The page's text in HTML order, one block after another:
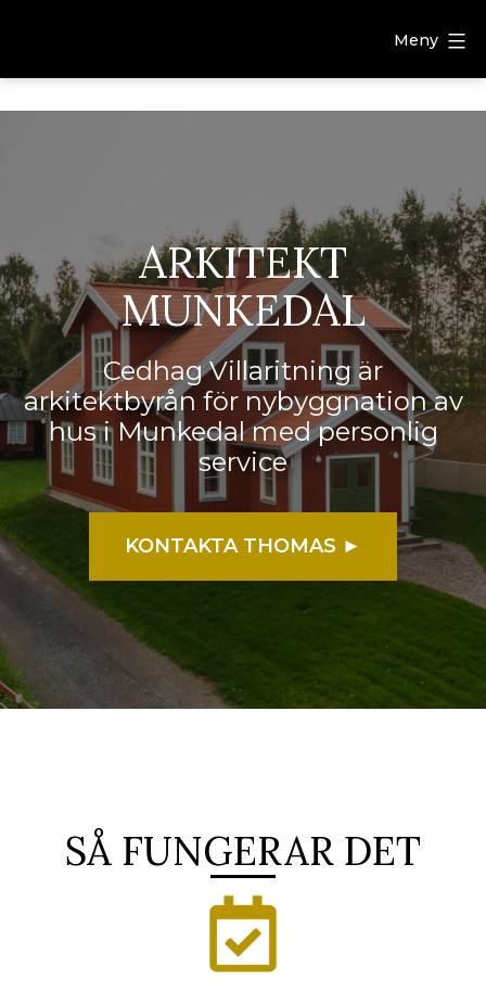
Meny
ARKITEKT
MUNKEDAL
Cedhag Villaritning är
arkitektbyrån för nybyggnation av
hus i Munkedal med personlig
service
KONTAKTA THOMAS ►
SÅ FUNGERAR DET